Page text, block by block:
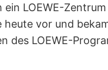
LOEWE-Zentrum
vor und
des LOEWE-